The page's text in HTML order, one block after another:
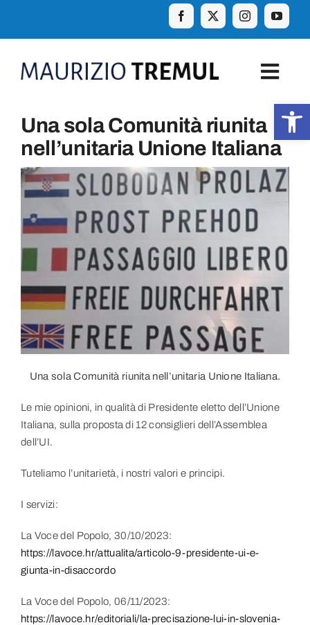
content
Home
Biografia
Eventi
Curiosità e aforismi
Link utili
Contatti
Una sola Comunità riunita
nell’unitaria Unione Italiana
Una sola Comunità riunita nell’unitaria Unione Italiana.
Le mie opinioni, in qualità di Presidente eletto dell’Unione
Italiana, sulla proposta di 12 consiglieri dell’Assemblea
dell’UI.
Tuteliamo l’unitarietà, i nostri valori e principi.
I servizi:
La Voce del Popolo, 30/10/2023:
https://lavoce.hr/attualita/articolo-9-presidente-ui-e-
giunta-in-disaccordo
La Voce del Popolo, 06/11/2023:
https://lavoce.hr/editoriali/la-precisazione-lui-in-slovenia-